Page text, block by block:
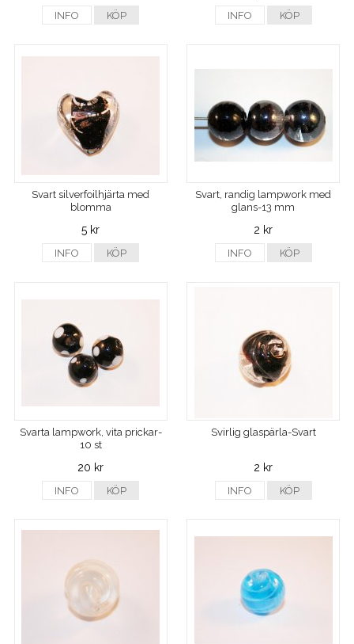
INFO KÖP INFO KÖP
Svart silverfoilhjärta med
blomma
5 kr
INFO KÖP
Svart, randig lampwork med
glans-13 mm
2 kr
INFO KÖP
Svarta lampwork, vita prickar-
10 st
20 kr
INFO KÖP
Svirlig glaspärla-Svart
2 kr
INFO KÖP